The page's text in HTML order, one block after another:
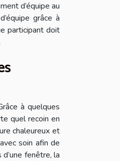
d’équipe au
grâce à
participant doit
à quelques
quel recoin en
chaleureux et
soin afin de
fenêtre, la